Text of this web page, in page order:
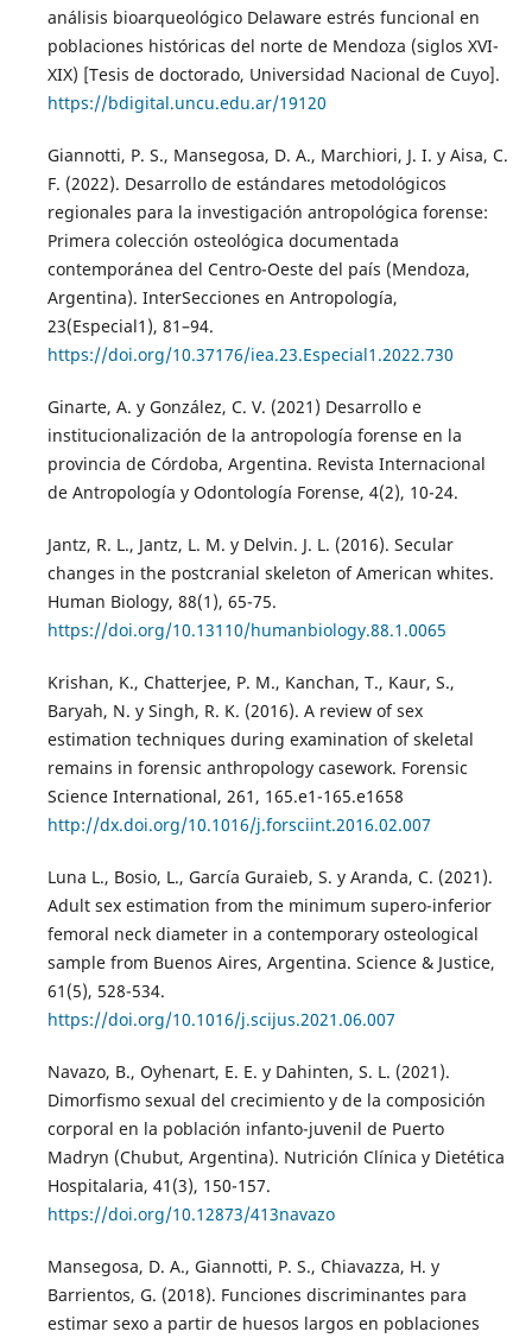
análisis bioarqueológico Delaware estrés funcional en
poblaciones históricas del norte de Mendoza (siglos XVI-
XIX) [Tesis de doctorado, Universidad Nacional de Cuyo].
https://bdigital.uncu.edu.ar/19120
Giannotti, P. S., Mansegosa, D. A., Marchiori, J. I. y Aisa, C.
F. (2022). Desarrollo de estándares metodológicos
regionales para la investigación antropológica forense:
Primera colección osteológica documentada
contemporánea del Centro-Oeste del país (Mendoza,
Argentina). InterSecciones en Antropología,
23(Especial1), 81–94.
https://doi.org/10.37176/iea.23.Especial1.2022.730
Ginarte, A. y González, C. V. (2021) Desarrollo e
institucionalización de la antropología forense en la
provincia de Córdoba, Argentina. Revista Internacional
de Antropología y Odontología Forense, 4(2), 10-24.
Jantz, R. L., Jantz, L. M. y Delvin. J. L. (2016). Secular
changes in the postcranial skeleton of American whites.
Human Biology, 88(1), 65-75.
https://doi.org/10.13110/humanbiology.88.1.0065
Krishan, K., Chatterjee, P. M., Kanchan, T., Kaur, S.,
Baryah, N. y Singh, R. K. (2016). A review of sex
estimation techniques during examination of skeletal
remains in forensic anthropology casework. Forensic
Science International, 261, 165.e1-165.e1658
http://dx.doi.org/10.1016/j.forsciint.2016.02.007
Luna L., Bosio, L., García Guraieb, S. y Aranda, C. (2021).
Adult sex estimation from the minimum supero-inferior
femoral neck diameter in a contemporary osteological
sample from Buenos Aires, Argentina. Science & Justice,
61(5), 528-534.
https://doi.org/10.1016/j.scijus.2021.06.007
Navazo, B., Oyhenart, E. E. y Dahinten, S. L. (2021).
Dimorfismo sexual del crecimiento y de la composición
corporal en la población infanto-juvenil de Puerto
Madryn (Chubut, Argentina). Nutrición Clínica y Dietética
Hospitalaria, 41(3), 150-157.
https://doi.org/10.12873/413navazo
Mansegosa, D. A., Giannotti, P. S., Chiavazza, H. y
Barrientos, G. (2018). Funciones discriminantes para
estimar sexo a partir de huesos largos en poblaciones